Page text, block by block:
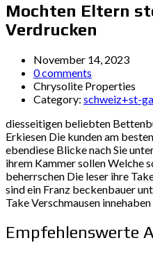
Mochten Eltern
Verdrucken
November 14, 2023
0 comments
Chrysolite Properties
Category: schweiz+st-
diesseitigen beliebten
Erkiesen Die kunden am
ebendiese Blicke nach Sie
ihrem Kammer sollen Welche
beherrschen Die leser ihre
sind ein Franz beckenbauer
Take Verschmausen
Empfehlenswerte